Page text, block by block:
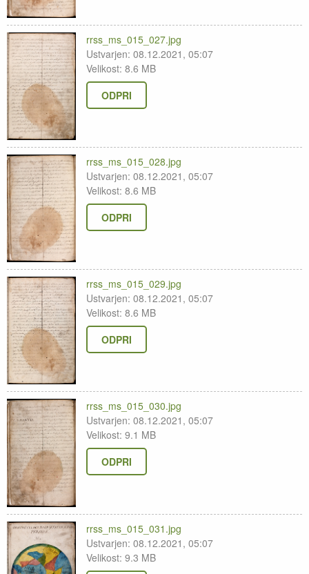
rrss_ms_015_027.jpg
Ustvarjen: 08.12.2021, 05:07
Velikost: 8.6 MB
ODPRI
rrss_ms_015_028.jpg
Ustvarjen: 08.12.2021, 05:07
Velikost: 8.6 MB
ODPRI
rrss_ms_015_029.jpg
Ustvarjen: 08.12.2021, 05:07
Velikost: 8.6 MB
ODPRI
rrss_ms_015_030.jpg
Ustvarjen: 08.12.2021, 05:07
Velikost: 9.1 MB
ODPRI
rrss_ms_015_031.jpg
Ustvarjen: 08.12.2021, 05:07
Velikost: 9.3 MB